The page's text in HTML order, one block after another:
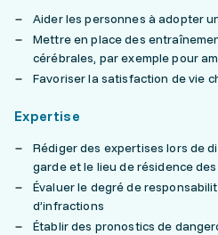
Aider les personnes à adopter
Mettre en place des
cérébrales, par exemple pour
Favoriser la satisfaction de vie
Expertise
Rédiger des expertises lors de
garde et le lieu de résidence
Évaluer le degré de
d’infractions
Établir des pronostics de